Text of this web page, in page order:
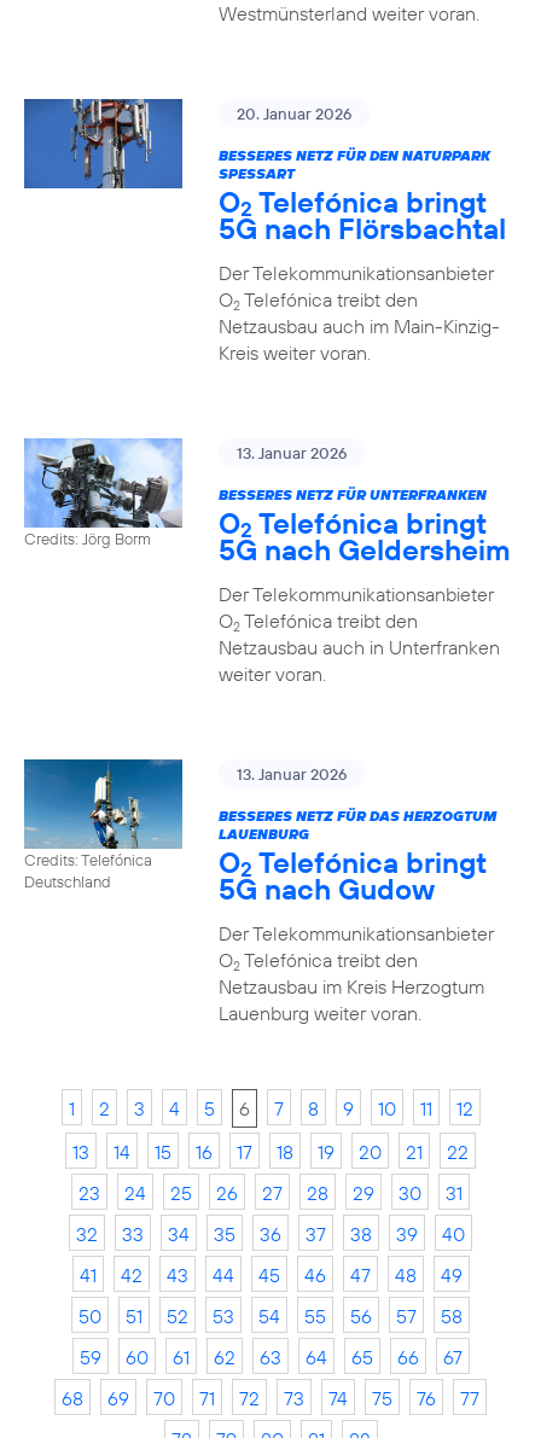
Westmünsterland weiter voran.
20. Januar 2026
BESSERES NETZ FÜR DEN NATURPARK
SPESSART
O2 Telefónica bringt
5G nach Flörsbachtal
Der Telekommunikationsanbieter
O2Telefónica treibt den
Netzausbau auch im Main-Kinzig-
Kreis weiter voran.
Credits: Jörg Borm
13. Januar 2026
BESSERES NETZ FÜR UNTERFRANKEN
O2 Telefónica bringt
5G nach Geldersheim
Der Telekommunikationsanbieter
O2Telefónica treibt den
Netzausbau auch in Unterfranken
weiter voran.
Credits: Telefónica
Deutschland
13. Januar 2026
BESSERES NETZ FÜR DAS HERZOGTUM
LAUENBURG
O2 Telefónica bringt
5G nach Gudow
Der Telekommunikationsanbieter
O2Telefónica treibt den
Netzausbau im Kreis Herzogtum
Lauenburg weiter voran.
1 2 3 4 5 6 7 8 9 10 11
12
13
14 15 16 17 18 19 20 21
22
23
24 25 26 27 28 29 30
31
32
33 34 35 36 37 38 39
40
41
42 43 44 45 46 47 48
49
50
51 52 53 54 55 56 57
58
59
60 61 62 63 64 65 66
67
68
69 70 71 72 73 74 75 76
77